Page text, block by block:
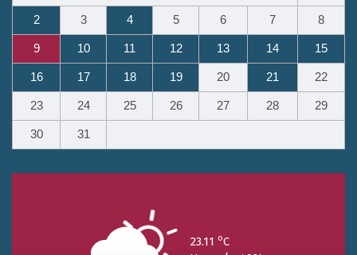
2 3 4 5 6 7 8
9 10 11 12 13 14 15
16 17 18 19 20 21 22
23 24 25 26 27 28 29
30 31
23.11 oC